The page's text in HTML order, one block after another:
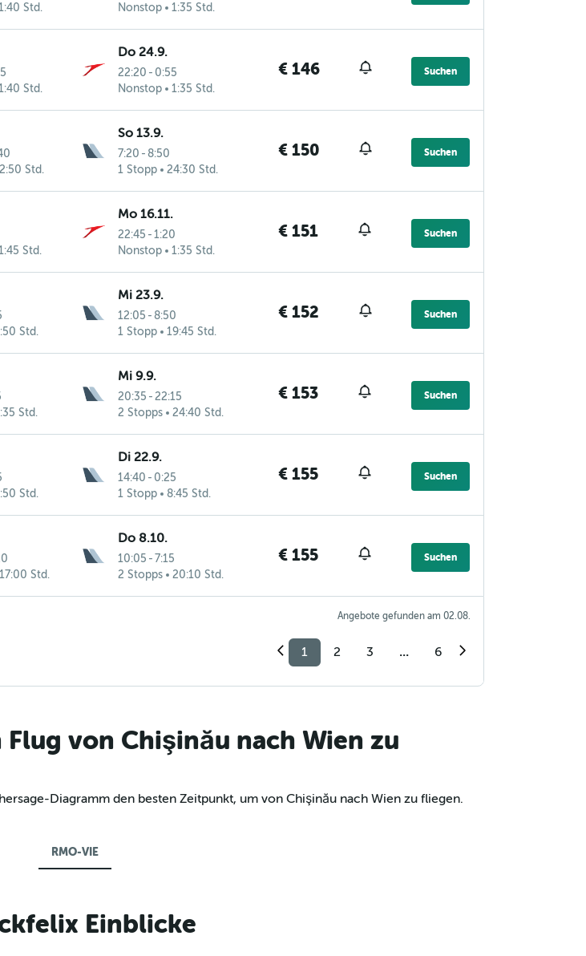
1:40 Std.
Nonstop
1:35 Std.
1:40 Std.
Do 24.9.
22:20 - 0:55
Nonstop
1:35 Std.
€ 146 Suchen
Std.
So 13.9.
7:20 - 8:50
1 Stopp
24:30 Std.
€ 150 Suchen
1:45 Std.
Mo 16.11.
22:45 - 1:20
Nonstop
1:35 Std.
€ 151 Suchen
Std.
Mi 23.9.
12:05 - 8:50
1 Stopp
19:45 Std.
€ 152 Suchen
Std.
Mi 9.9.
20:35 - 22:15
2 Stopps
24:40 Std.
€ 153 Suchen
Std.
Di 22.9.
14:40 - 0:25
1 Stopp
8:45 Std.
€ 155 Suchen
17:00 Std.
Do 8.10.
10:05 - 7:15
2 Stopps
20:10 Std.
€ 155 Suchen
Angebote gefunden am 02.08.
1 2 3 ... 6
von Chişinău nach Wien zu
Diagramm den besten Zeitpunkt, um von Chişinău nach Wien zu fliegen.
RMO-VIE
Einblicke